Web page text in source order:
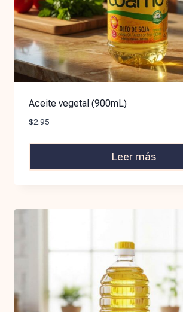
Aceite vegetal (900mL)
$2.95
Leer más